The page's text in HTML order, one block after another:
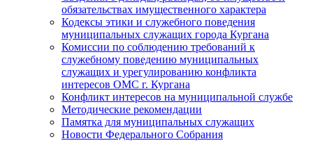
обязательствах имущественного характера
Кодексы этики и служебного поведения
муниципальных служащих города Кургана
Комиссии по соблюдению требований к
служебному поведению муниципальных
служащих и урегулированию конфликта
интересов ОМС г. Кургана
Конфликт интересов на муниципальной службе
Методические рекомендации
Памятка для муниципальных служащих
Новости Федерального Cобрания